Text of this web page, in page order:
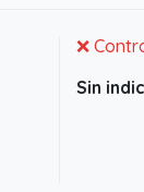
❌
Sin